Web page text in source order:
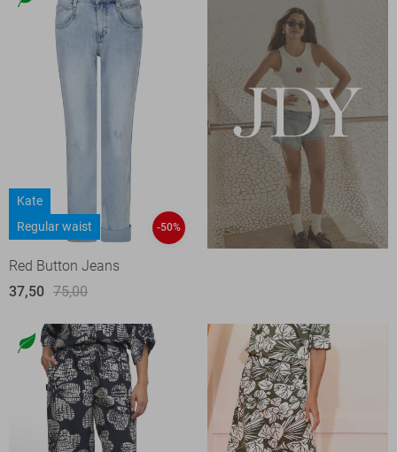
Kate
Regular waist
-50%
Red Button Jeans
37,50 75,00